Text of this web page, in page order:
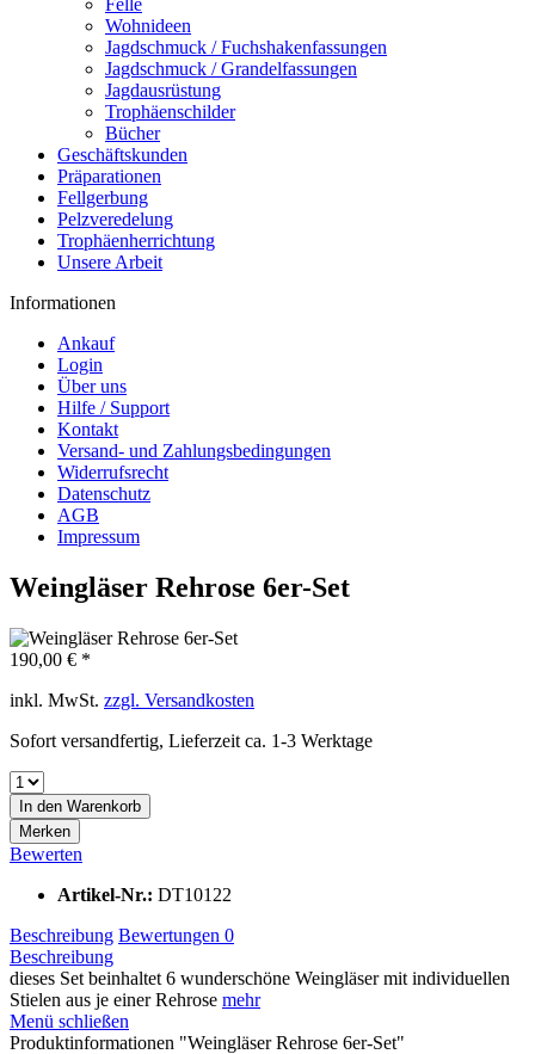
Felle
Wohnideen
Jagdschmuck / Fuchshakenfassungen
Jagdschmuck / Grandelfassungen
Jagdausrüstung
Trophäenschilder
Bücher
Geschäftskunden
Präparationen
Fellgerbung
Pelzveredelung
Trophäenherrichtung
Unsere Arbeit
Informationen
Ankauf
Login
Über uns
Hilfe / Support
Kontakt
Versand- und Zahlungsbedingungen
Widerrufsrecht
Datenschutz
AGB
Impressum
Weingläser Rehrose 6er-Set
190,00 € *
inkl. MwSt. zzgl. Versandkosten
Sofort versandfertig, Lieferzeit ca. 1-3 Werktage
In den Warenkorb
Merken
Bewerten
Artikel-Nr.: DT10122
Beschreibung Bewertungen 0
Beschreibung
dieses Set beinhaltet 6 wunderschöne Weingläser mit individuellen
Stielen aus je einer Rehrose mehr
Menü schließen
Produktinformationen "Weingläser Rehrose 6er-Set"